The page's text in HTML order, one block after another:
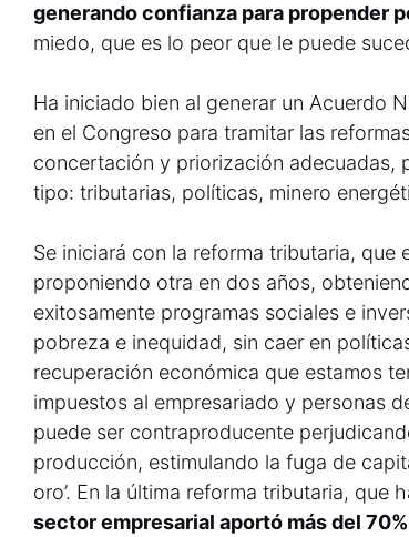
generando confianza para propender
miedo, que es lo peor que le puede
Ha iniciado bien al generar un Acuerdo
en el Congreso para tramitar las
concertación y priorización adecuadas,
tipo: tributarias, políticas, minero
Se iniciará con la reforma tributaria, que
proponiendo otra en dos años,
exitosamente programas sociales e
pobreza e inequidad, sin caer en
recuperación económica que estamos
impuestos al empresariado y personas
puede ser contraproducente
producción, estimulando la fuga de
oro’. En la última reforma tributaria, que
sector empresarial aportó más del